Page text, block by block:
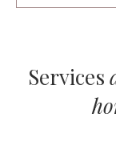
Services